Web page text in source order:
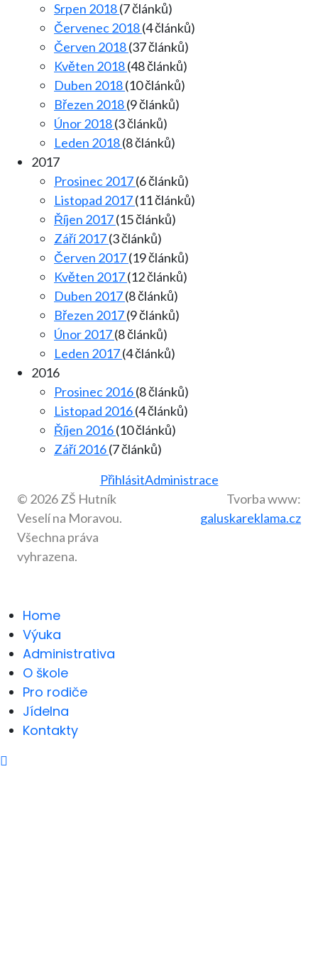
Srpen 2018(7 článků)
Červenec 2018(4 článků)
Červen 2018(37 článků)
Květen 2018(48 článků)
Duben 2018(10 článků)
Březen 2018(9 článků)
Únor 2018(3 článků)
Leden 2018(8 článků)
2017
Prosinec 2017(6 článků)
Listopad 2017(11 článků)
Říjen 2017(15 článků)
Září 2017(3 článků)
Červen 2017(19 článků)
Květen 2017(12 článků)
Duben 2017(8 článků)
Březen 2017(9 článků)
Únor 2017(8 článků)
Leden 2017(4 článků)
2016
Prosinec 2016(8 článků)
Listopad 2016(4 článků)
Říjen 2016(10 článků)
Září 2016(7 článků)
PřihlásitAdministrace
© 2026 ZŠ Hutník
Veselí na Moravou.
Všechna práva
vyhrazena.
Tvorba www:
galuskareklama.cz
Home
Výuka
Administrativa
O škole
Pro rodiče
Jídelna
Kontakty